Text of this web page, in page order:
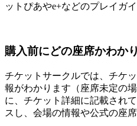
ットぴあやe+などのプレイガ
購入前にどの座席かわか
チケットサークルでは、チケ
報がわかります（座席未定の
に、チケット詳細に記載され
スし、会場の情報や公式の座